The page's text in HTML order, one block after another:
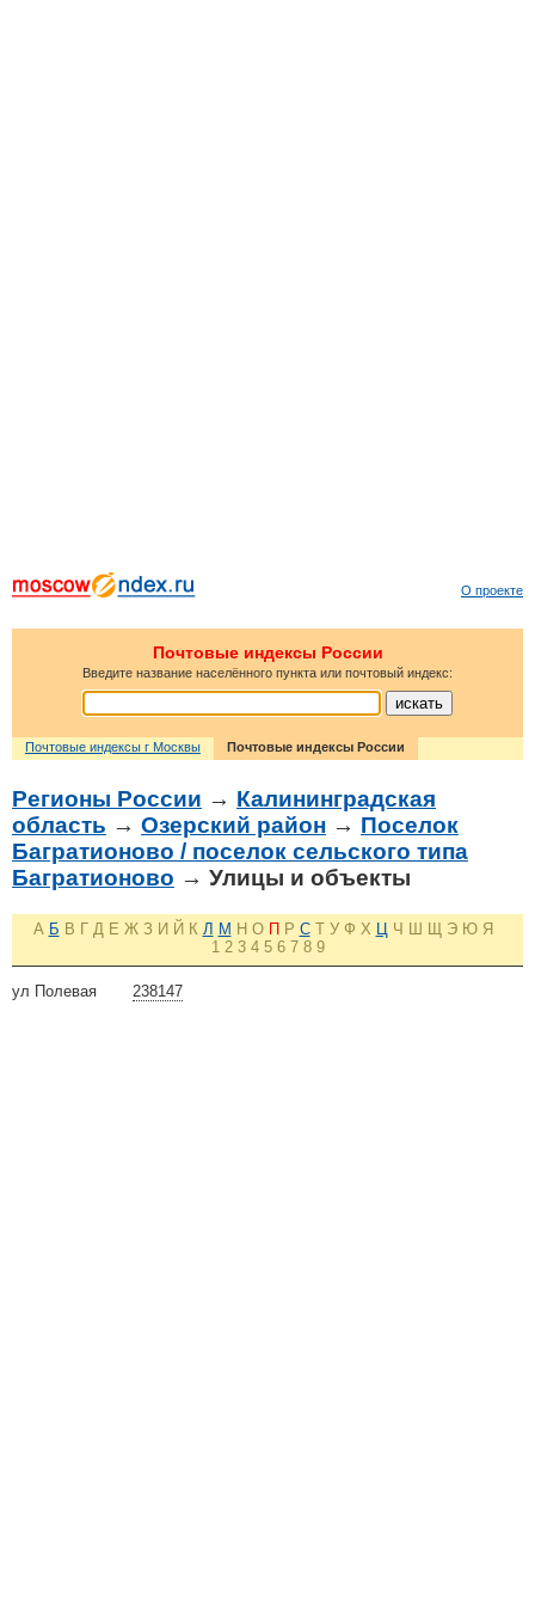
О проекте
Почтовые индексы России
Введите название населённого пункта или почтовый индекс:
Почтовые индексы г Москвы Почтовые индексы России
Регионы России → Калининградская
область → Озерский район → Поселок
Багратионово / поселок сельского типа
Багратионово → Улицы и объекты
А Б В Г Д Е Ж З И Й К Л М Н О П Р С Т У Ф Х Ц Ч Ш Щ Э Ю Я
1 2 3 4 5 6 7 8 9
238147
ул Полевая